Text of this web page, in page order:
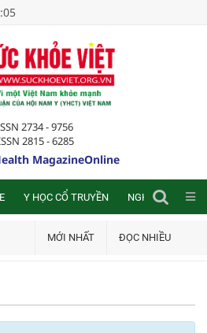
2734 - 9756
2815 - 6285
MagazineOnline
Y HỌC CỔ TRUYỀN NGHIÊN CỨU
MỚI NHẤT ĐỌC NHIỀU